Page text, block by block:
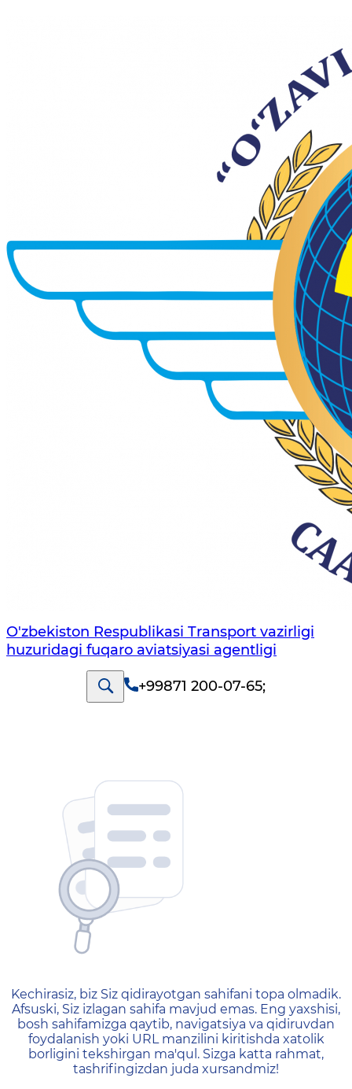
O'zbekiston Respublikasi Transport vazirligi
huzuridagi fuqaro aviatsiyasi agentligi
+99871 200-07-65;
404 — Страница не
Kechirasiz, biz Siz qidirayotgan sahifani topa olmadik.
Afsuski, Siz izlagan sahifa mavjud emas. Eng yaxshisi,
bosh sahifamizga qaytib, navigatsiya va qidiruvdan
foydalanish yoki URL manzilini kiritishda xatolik
borligini tekshirgan ma'qul. Sizga katta rahmat,
tashrifingizdan juda xursandmiz!